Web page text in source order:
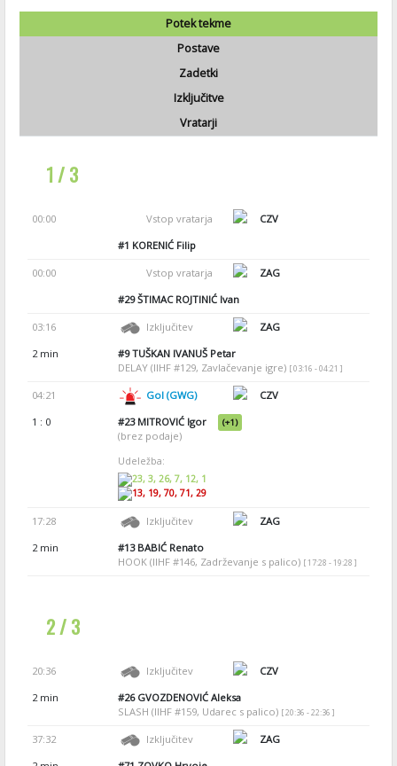
Potek tekme
Postave
Zadetki
Izključitve
Vratarji
1 / 3
00:00 Vstop vratarja
CZV
#1 KORENIĆ Filip
00:00 Vstop vratarja
ZAG
#29ŠTIMAC ROJTINIĆ Ivan
03:16 Izključitev
ZAG
2 min
#9TUŠKAN IVANUŠ Petar
DELAY (IIHF #129, Zavlačevanje igre) [ 03:16 - 04:21 ]
04:21 Gol (GWG)
CZV
1 : 0
#23MITROVIĆ Igor (+1)
(brez podaje)
Udeležba:
23, 3, 26, 7, 12, 1
13, 19, 70, 71, 29
17:28 Izključitev
ZAG
2 min
#13BABIĆ Renato
HOOK (IIHF #146, Zadrževanje s palico) [ 17:28 - 19:28 ]
2 / 3
20:36 Izključitev
CZV
2 min
#26GVOZDENOVIĆ Aleksa
SLASH (IIHF #159, Udarec s palico) [ 20:36 - 22:36 ]
37:32 Izključitev
ZAG